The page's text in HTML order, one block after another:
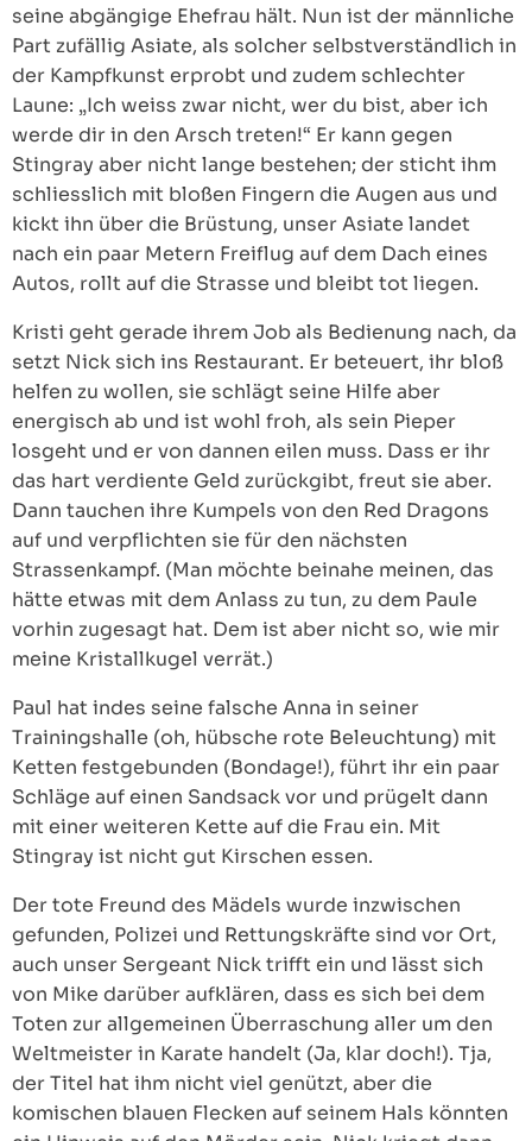
seine abgängige Ehefrau hält. Nun ist der männliche
Part zufällig Asiate, als solcher selbstverständlich in
der Kampfkunst erprobt und zudem schlechter
Laune: „Ich weiss zwar nicht, wer du bist, aber ich
werde dir in den Arsch treten!“ Er kann gegen
Stingray aber nicht lange bestehen; der sticht ihm
schliesslich mit bloßen Fingern die Augen aus und
kickt ihn über die Brüstung, unser Asiate landet
nach ein paar Metern Freiflug auf dem Dach eines
Autos, rollt auf die Strasse und bleibt tot liegen.
Kristi geht gerade ihrem Job als Bedienung nach, da
setzt Nick sich ins Restaurant. Er beteuert, ihr bloß
helfen zu wollen, sie schlägt seine Hilfe aber
energisch ab und ist wohl froh, als sein Pieper
losgeht und er von dannen eilen muss. Dass er ihr
das hart verdiente Geld zurückgibt, freut sie aber.
Dann tauchen ihre Kumpels von den Red Dragons
auf und verpflichten sie für den nächsten
Strassenkampf. (Man möchte beinahe meinen, das
hätte etwas mit dem Anlass zu tun, zu dem Paule
vorhin zugesagt hat. Dem ist aber nicht so, wie mir
meine Kristallkugel verrät.)
Paul hat indes seine falsche Anna in seiner
Trainingshalle (oh, hübsche rote Beleuchtung) mit
Ketten festgebunden (Bondage!), führt ihr ein paar
Schläge auf einen Sandsack vor und prügelt dann
mit einer weiteren Kette auf die Frau ein. Mit
Stingray ist nicht gut Kirschen essen.
Der tote Freund des Mädels wurde inzwischen
gefunden, Polizei und Rettungskräfte sind vor Ort,
auch unser Sergeant Nick trifft ein und lässt sich
von Mike darüber aufklären, dass es sich bei dem
Toten zur allgemeinen Überraschung aller um den
Weltmeister in Karate handelt (Ja, klar doch!). Tja,
der Titel hat ihm nicht viel genützt, aber die
komischen blauen Flecken auf seinem Hals könnten